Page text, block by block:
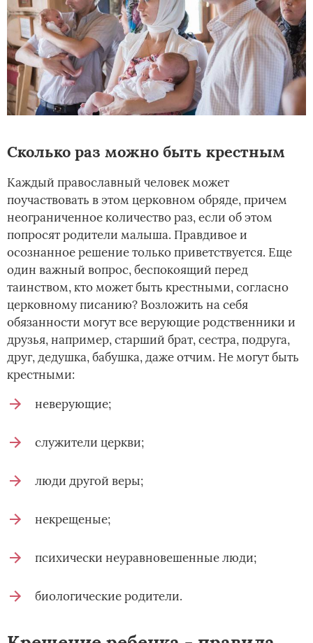
Сколько раз можно быть крестным
Каждый православный человек может
поучаствовать в этом церковном обряде, причем
неограниченное количество раз, если об этом
попросят родители малыша. Правдивое и
осознанное решение только приветствуется. Еще
один важный вопрос, беспокоящий перед
таинством, кто может быть крестными, согласно
церковному писанию? Возложить на себя
обязанности могут все верующие родственники и
друзья, например, старший брат, сестра, подруга,
друг, дедушка, бабушка, даже отчим. Не могут быть
крестными:
неверующие;
служители церкви;
люди другой веры;
некрещеные;
психически неуравновешенные люди;
биологические родители.